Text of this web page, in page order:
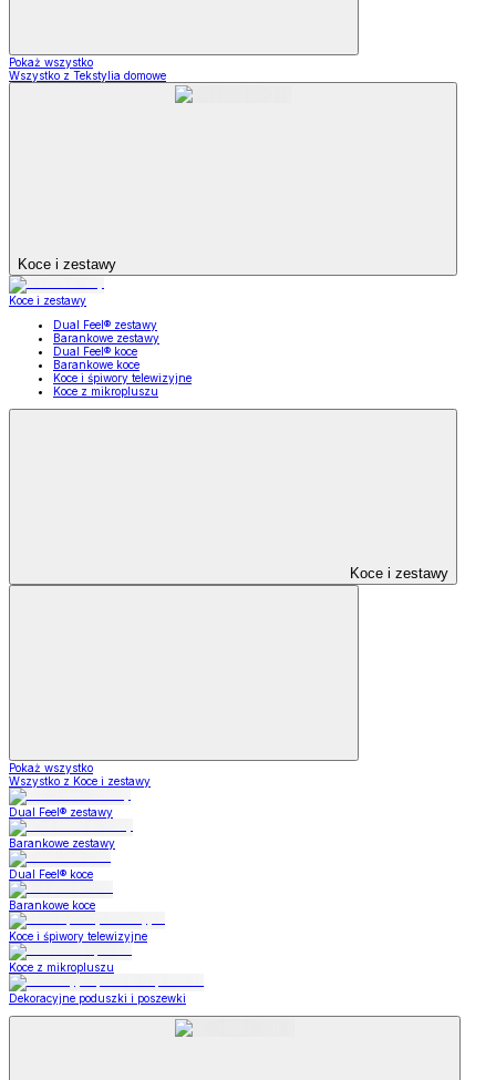
Pokaż wszystko
Wszystko z Tekstylia domowe
Koce i zestawy
Koce i zestawy
Dual Feel® zestawy
Barankowe zestawy
Dual Feel® koce
Barankowe koce
Koce i śpiwory telewizyjne
Koce z mikropluszu
Koce i zestawy
Pokaż wszystko
Wszystko z Koce i zestawy
Dual Feel® zestawy
Barankowe zestawy
Dual Feel® koce
Barankowe koce
Koce i śpiwory telewizyjne
Koce z mikropluszu
Dekoracyjne poduszki i poszewki